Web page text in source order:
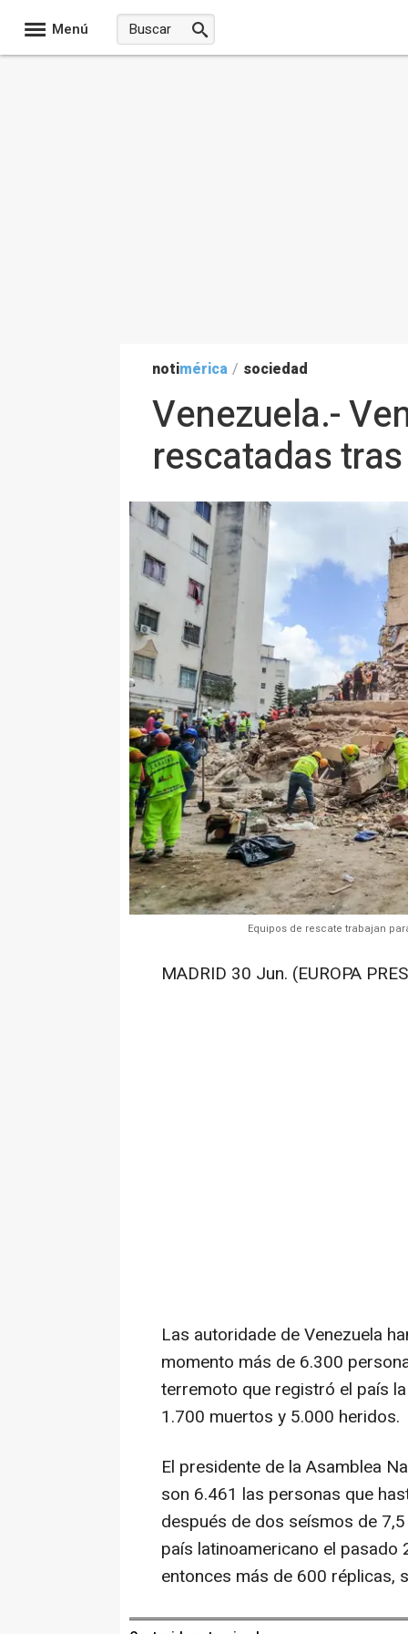
Menú
notimérica / sociedad
Venezuela.-
rescatadas
Equipos de rescate trabajan
MADRID 30 Jun. (EUROPA
Las autoridade de Venezuela
momento más de 6.300
terremoto que registró el país
1.700 muertos y 5.000 heridos.
El presidente de la Asamblea
son 6.461 las personas que
después de dos seísmos de
país latinoamericano el pasado
entonces más de 600 réplicas,